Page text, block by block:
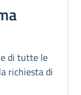
di tutte le
richiesta di